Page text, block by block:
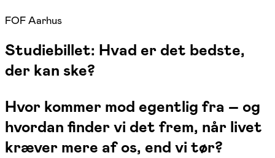
FOF Aarhus
Studiebillet: Hvad er det bedste,
der kan ske?
Hvor kommer mod egentlig fra – og
hvordan finder vi det frem, når livet
kræver mere af os, end vi tør?